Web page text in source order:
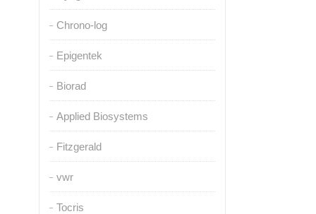
Chrono-log
Epigentek
Biorad
Applied Biosystems
Fitzgerald
vwr
Tocris